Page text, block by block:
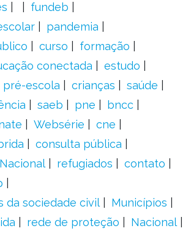
fundeb
pandemia
curso
formação
conectada
estudo
pré-escola crianças
saúde
saeb pne
bncc
Websérie
cne
consulta pública
refugiados
contato
da sociedade civil
Municípios
rede de proteção
Nacional